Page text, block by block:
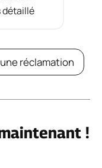
détaillé
réclamation
!